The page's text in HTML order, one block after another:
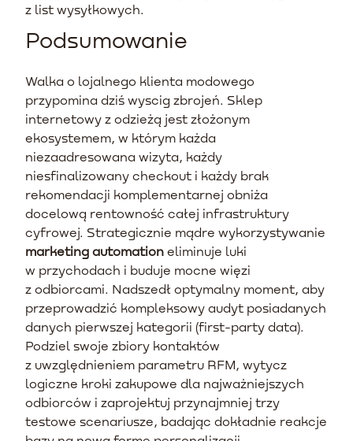
z list wysyłkowych.
Podsumowanie
Walka o lojalnego klienta modowego
przypomina dziś wyscig zbrojeń. Sklep
internetowy z odzieżą jest złożonym
ekosystemem, w którym każda
niezaadresowana wizyta, każdy
niesfinalizowany checkout i każdy brak
rekomendacji komplementarnej obniża
docelową rentowność całej infrastruktury
cyfrowej. Strategicznie mądre wykorzystywanie
marketing automation eliminuje luki
w przychodach i buduje mocne więzi
z odbiorcami. Nadszedł optymalny moment, aby
przeprowadzić kompleksowy audyt posiadanych
danych pierwszej kategorii (first-party data).
Podziel swoje zbiory kontaktów
z uwzględnieniem parametru RFM, wytycz
logiczne kroki zakupowe dla najważniejszych
odbiorców i zaprojektuj przynajmniej trzy
testowe scenariusze, badając dokładnie reakcje